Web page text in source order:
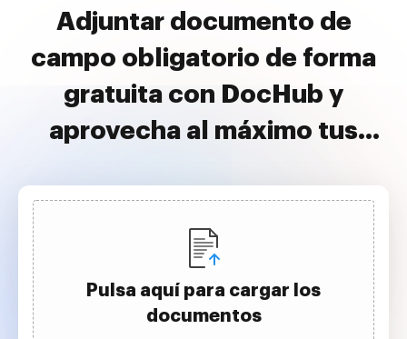
Adjuntar documento de
campo obligatorio de forma
gratuita con DocHub y
aprovecha al máximo tus
Pulsa aquí para cargar los
documentos